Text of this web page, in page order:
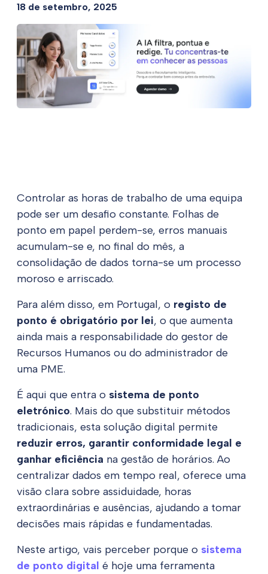
18 de setembro, 2025
Controlar as horas de trabalho de uma equipa
pode ser um desafio constante. Folhas de
ponto em papel perdem-se, erros manuais
acumulam-se e, no final do mês, a
consolidação de dados torna-se um processo
moroso e arriscado.
Para além disso, em Portugal, o registo de
ponto é obrigatório por lei, o que aumenta
ainda mais a responsabilidade do gestor de
Recursos Humanos ou do administrador de
uma PME.
É aqui que entra o sistema de ponto
eletrónico. Mais do que substituir métodos
tradicionais, esta solução digital permite
reduzir erros, garantir conformidade legal e
ganhar eficiência na gestão de horários. Ao
centralizar dados em tempo real, oferece uma
visão clara sobre assiduidade, horas
extraordinárias e ausências, ajudando a tomar
decisões mais rápidas e fundamentadas.
Neste artigo, vais perceber porque o sistema
de ponto digital é hoje uma ferramenta